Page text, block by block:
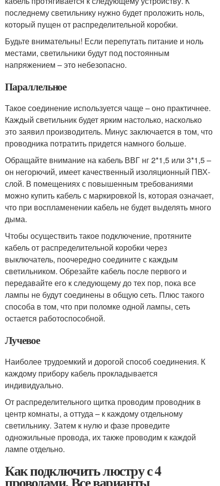
последнему светильнику нужно будет проложить ноль,
который пущен от распределительной коробки.
Будьте внимательны! Если перепутать питание и ноль
местами, светильники будут под постоянным
напряжением – это небезопасно.
Параллельное
Такое соединение используется чаще – оно практичнее.
Каждый светильник будет ярким настолько, насколько
это заявил производитель. Минус заключается в том, что
проводника потратить придется намного больше.
Обращайте внимание на кабель ВВГ нг 2*1,5 или 3*1,5 –
он негорючий, имеет качественный изоляционный ПВХ-
слой. В помещениях с повышенным требованиями
можно купить кабель с маркировкой ls, которая означает,
что при воспламенении кабель не будет выделять много
дыма.
Чтобы осуществить такое подключение, протяните
кабель от распределительной коробки через
выключатель, поочередно соедините с каждым
светильником. Обрезайте кабель после первого и
передавайте его к следующему до тех пор, пока все
лампы не будут соединены в общую сеть. Плюс такого
способа в том, что при поломке одной лампы, сеть
остается работоспособной.
Лучевое
Наиболее трудоемкий и дорогой способ соединения. К
каждому прибору кабель прокладывается
индивидуально.
От распределительного щитка проводим проводник в
центр комнаты, а оттуда – к каждому отдельному
светильнику. Затем к нулю и фазе проведите
одножильные провода, их также проводим к каждой
лампе отдельно.
Как подключить люстру с 4